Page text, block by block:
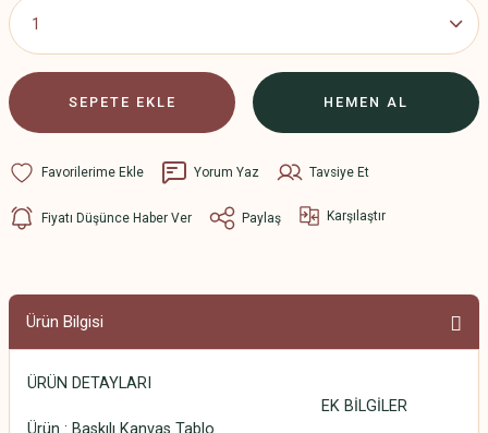
SEPETE EKLE HEMEN AL
Yorum Yaz Tavsiye Et
Fiyatı Düşünce Haber Ver Paylaş Karşılaştır
Ürün Bilgisi
ÜRÜN DETAYLARI
Ürün : Baskılı Kanvas Tablo
EK BİLGİLER